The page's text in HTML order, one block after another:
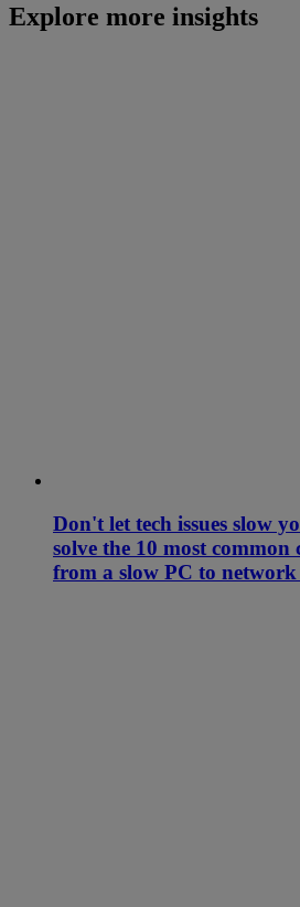
Explore more insights
Don't let tech issues slow
solve the 10 most
from a slow PC to